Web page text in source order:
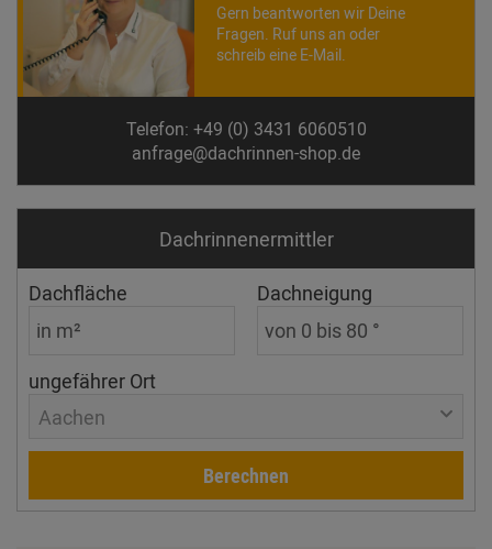
Gern beantworten wir Deine
Fragen. Ruf uns an oder
schreib eine E-Mail.
Telefon: +49 (0) 3431 6060510
anfrage@dachrinnen-shop.de
Dachrinnen­ermittler
Dachfläche Dachneigung
ungefährer Ort
Aachen
Berechnen